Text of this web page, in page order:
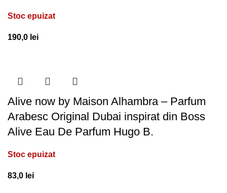
Stoc epuizat
190,0 lei
Alive now by Maison Alhambra – Parfum
Arabesc Original Dubai inspirat din Boss
Alive Eau De Parfum Hugo B.
Stoc epuizat
83,0 lei